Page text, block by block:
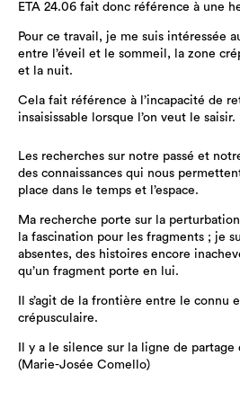
ETA 24.06 fait donc référence à une
Pour ce travail, je me suis intéressée
entre l’éveil et le sommeil, la zone
et la nuit.
Cela fait référence à l’incapacité de
insaisissable lorsque l’on veut le saisir.
Les recherches sur notre passé et
des connaissances qui nous
place dans le temps et l’espace.
Ma recherche porte sur la
la fascination pour les fragments ; je
absentes, des histoires encore
qu’un fragment porte en lui.
Il s’agit de la frontière entre le connu
crépusculaire.
Il y a le silence sur la ligne de partage
(Marie-Josée Comello)